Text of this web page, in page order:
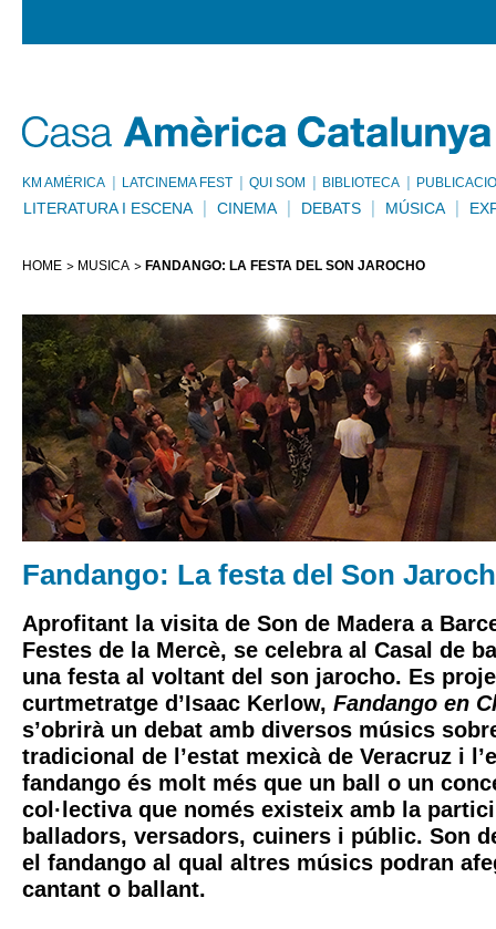
KM AMÈRICA LATCINEMA FEST QUI SOM BIBLIOTECA
LITERATURA I ESCENA CINEMA DEBATS MÚSICA
HOME MÚSICA FANDANGO: LA FESTA DEL SON JAROCHO
Fandango: La festa del Son
Aprofitant la visita de Son de Maderaa
Festes de la Mercè, se celebra al Casal de
una festa al voltant del son jarocho. Es
curtmetratge d’Isaac Kerlow, Fandango en
s’obrirà un debat amb diversos músics
tradicional de l’estat mexicà de Veracruz i
fandango és molt més que un ball o un
col·lectiva que només existeix amb la
balladors, versadors, cuiners i públic. Son
el fandango al qual altres músics podran
cantant o ballant.